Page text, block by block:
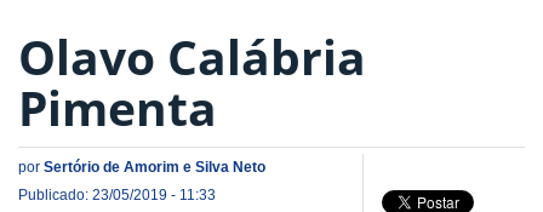
Olavo Calábria
Pimenta
por Sertório de Amorim e Silva Neto
Publicado: 23/05/2019 - 11:33